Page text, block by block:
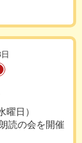
曜日）
読の会を開催